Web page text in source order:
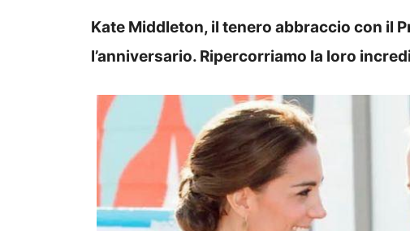
Kate Middleton, il tenero abbraccio con il
l’anniversario. Ripercorriamo la loro